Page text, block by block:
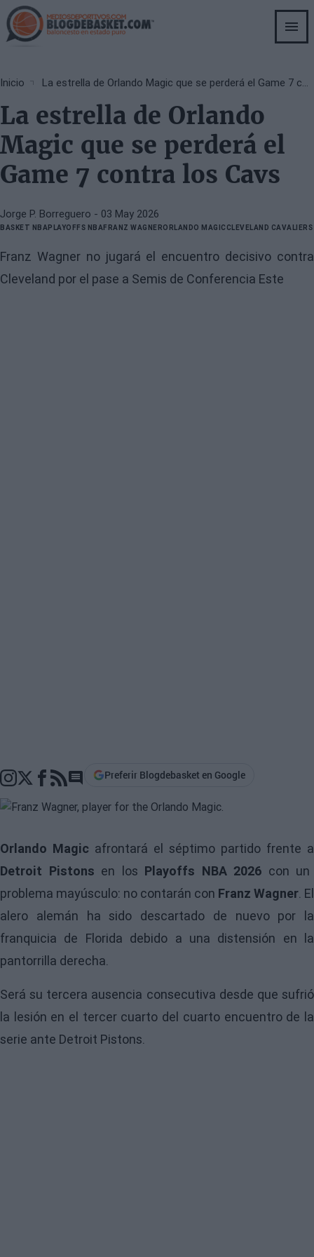
Skip
to
main
Breadcrumb
Inicio La estrella de Orlando Magic que se perderá el Game 7 contra los Cavs
La estrella de Orlando
Magic que se perderá el
Game 7 contra los Cavs
Jorge P. Borreguero - 03 May 2026
BASKET NBAPLAYOFFS NBAFRANZ WAGNERORLANDO MAGIC CLEVELAND CAVALIERS
Franz Wagner no jugará el encuentro decisivo contra
Cleveland por el pase a Semis de Conferencia Este
Go to comments section
Preferir Blogdebasket en Google
Orlando Magic afrontará el séptimo partido frente a
Detroit Pistons en los Playoffs NBA 2026 con un
problema mayúsculo: no contarán con Franz Wagner. El
alero alemán ha sido descartado de nuevo por la
franquicia de Florida debido a una distensión en la
pantorrilla derecha.
Será su tercera ausencia consecutiva desde que sufrió
la lesión en el tercer cuarto del cuarto encuentro de la
serie ante Detroit Pistons.